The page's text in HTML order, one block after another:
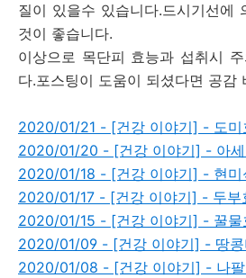
질이 있을수 있습니다.드시기선에
것이 좋습니다.
이상으로 목단피 효능과 섭취시
다.포스팅이 도움이 되셨다면 공감
2020/01/21 - [건강 이야기] - 도미
2020/01/20 - [건강 이야기] - 아세
2020/01/18 - [건강 이야기] - 현미
2020/01/17 - [건강 이야기] - 두부
2020/01/15 - [건강 이야기] - 꿀물
2020/01/09 - [건강 이야기] - 땅콩
2020/01/08 - [건강 이야기] - 나팔